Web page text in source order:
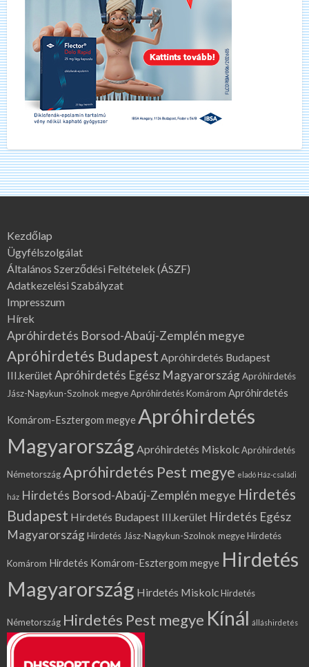
Kezdőlap
Ügyfélszolgálat
Általános Szerződési Feltételek (ÁSZF)
Adatkezelési Szabályzat
Impresszum
Hírek
Apróhirdetés Borsod-Abaúj-Zemplén megye
Apróhirdetés Budapest Apróhirdetés Budapest
III.kerületApróhirdetés Egész MagyarországApróhirdetés
Jász-Nagykun-Szolnok megyeApróhirdetés Komárom Apróhirdetés
Komárom-Esztergom megye Apróhirdetés
Magyarország Apróhirdetés MiskolcApróhirdetés
NémetországApróhirdetés Pest megye eladó Ház-családi
ház Hirdetés Borsod-Abaúj-Zemplén megye Hirdetés
Budapest Hirdetés Budapest III.kerület Hirdetés Egész
MagyarországHirdetés Jász-Nagykun-Szolnok megyeHirdetés
Komárom Hirdetés Komárom-Esztergom megye Hirdetés
Magyarország Hirdetés MiskolcHirdetés
Németország Hirdetés Pest megye Kínál álláshirdetés